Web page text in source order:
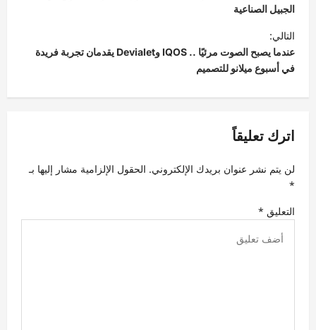
فّ
ح
ا
ل
م
ا
ل
ا
ت
الجبيل الصناعية
التالي:
عندما يصبح الصوت مرئيًا .. IQOS وDevialet يقدمان تجربة فريدة
في أسبوع ميلانو للتصميم
اترك تعليقاً
لن يتم نشر عنوان بريدك الإلكتروني. الحقول الإلزامية مشار إليها بـ
*
التعليق *